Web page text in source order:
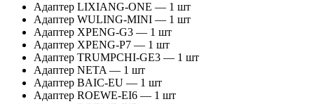
Адаптер LIXIANG-ONE — 1 шт
Адаптер WULING-MINI — 1 шт
Адаптер XPENG-G3 — 1 шт
Адаптер XPENG-P7 — 1 шт
Адаптер TRUMPCHI-GE3 — 1 шт
Адаптер NETA — 1 шт
Адаптер BAIC-EU — 1 шт
Адаптер ROEWE-EI6 — 1 шт